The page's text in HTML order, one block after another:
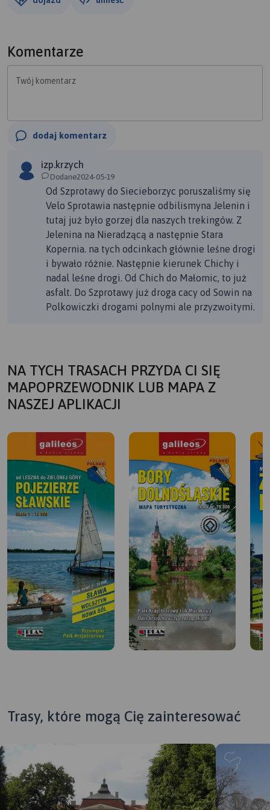
Komentarze
Twój komentarz
dodaj komentarz
izp.krzych
Dodane2024-05-19
Od Szprotawy do Siecieborzyc poruszaliśmy się
Velo Sprotawia następnie odbilismyna Jelenin i
tutaj już było gorzej dla naszych trekingów. Z
Jelenina na Nieradzącą a następnie Stara
Kopernia. na tych odcinkach głównie leśne drogi
i bywało różnie. Następnie kierunek Chichy i
nadal leśne drogi. Od Chich do Małomic, to już
asfalt. Do Szprotawy już droga cacy od Sowin na
Polkowiczki drogami polnymi ale przyzwoitymi.
NA TYCH TRASACH PRZYDA CI SIĘ
MAPOPRZEWODNIK LUB MAPA Z
NASZEJ APLIKACJI
Trasy, które mogą Cię zainteresować